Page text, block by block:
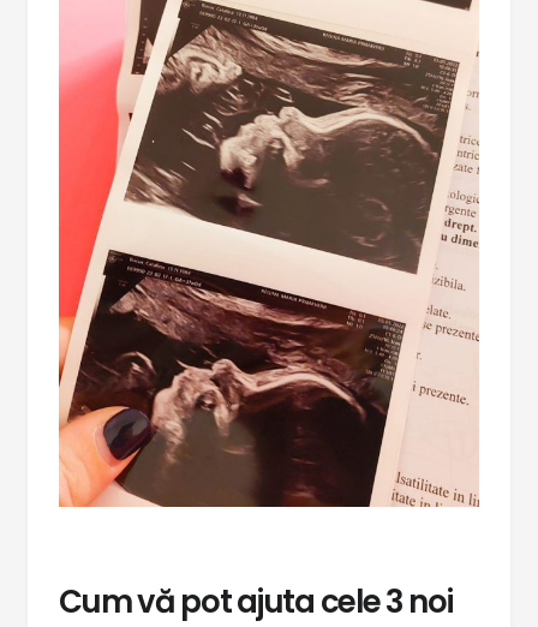
Cum vă pot ajuta cele 3 noi